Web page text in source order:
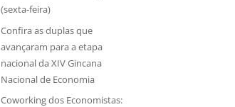
(sexta-feira)
Confira as duplas que
avançaram para a etapa
nacional da XIV Gincana
Nacional de Economia
Coworking dos Economistas: